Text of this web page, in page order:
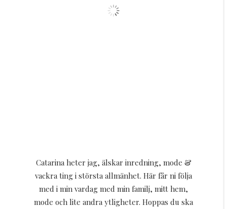
Catarina heter jag, älskar inredning, mode &
vackra ting i största allmänhet. Här får ni följa
med i min vardag med min familj, mitt hem,
mode och lite andra ytligheter. Hoppas du ska